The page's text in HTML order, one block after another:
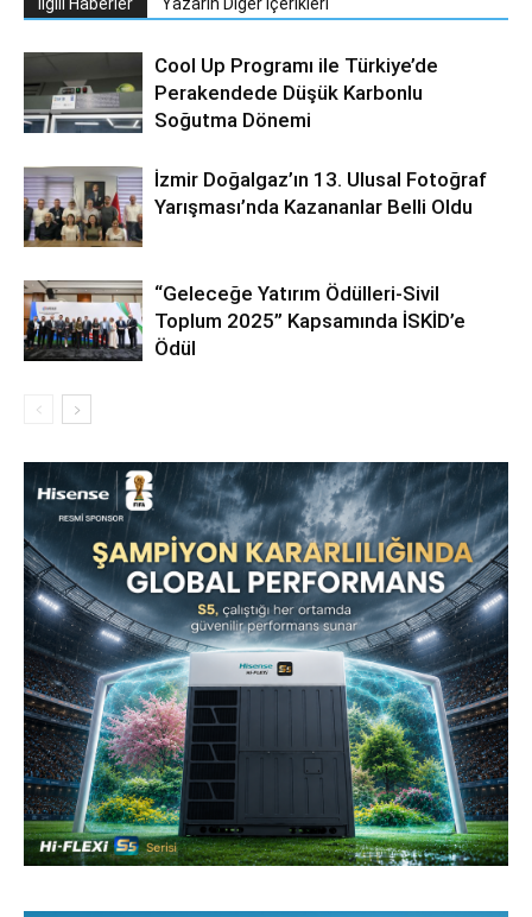
Cool Up Programı ile Türkiye’de
Perakendede Düşük Karbonlu
Soğutma Dönemi
İzmir Doğalgaz’ın 13. Ulusal Fotoğraf
Yarışması’nda Kazananlar Belli Oldu
“Geleceğe Yatırım Ödülleri-Sivil
Toplum 2025” Kapsamında İSKİD’e
Ödül